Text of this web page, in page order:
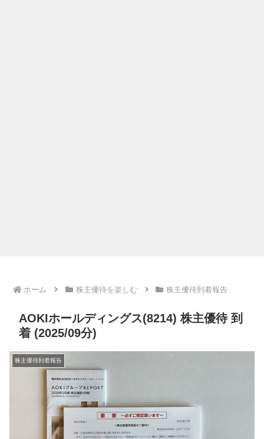
ホーム 株主優待を楽しむ 株主優待到着報告
AOKIホールディングス(8214) 株主優待 到
着 (2025/09分)
株主優待到着報告